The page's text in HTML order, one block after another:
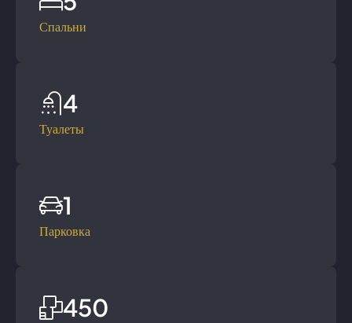
Спальни
Туалеты
4
Парковка
1
450